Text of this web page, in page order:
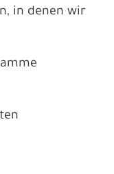
in denen wir